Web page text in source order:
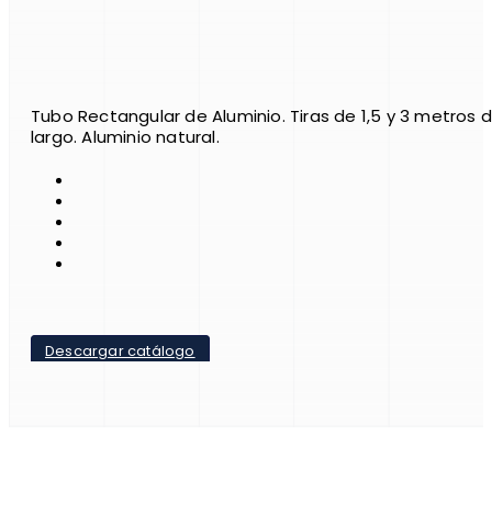
Tubo Rectangular de Aluminio. Tiras de 1,5 y 3 metros
largo. Aluminio natural.
Descargar catálogo